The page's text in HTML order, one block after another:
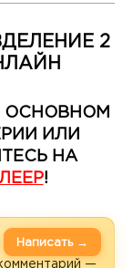
2
ОСНОВНОМ
ИЛИ
НА
!
—
Написать →